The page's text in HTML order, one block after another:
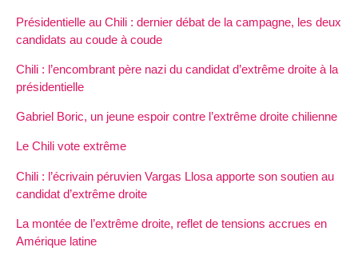
Présidentielle au Chili : dernier débat de la campagne, les deux
candidats au coude à coude
Chili : l’encombrant père nazi du candidat d’extrême droite à la
présidentielle
Gabriel Boric, un jeune espoir contre l’extrême droite chilienne
Le Chili vote extrême
Chili : l’écrivain péruvien Vargas Llosa apporte son soutien au
candidat d’extrême droite
La montée de l’extrême droite, reflet de tensions accrues en
Amérique latine